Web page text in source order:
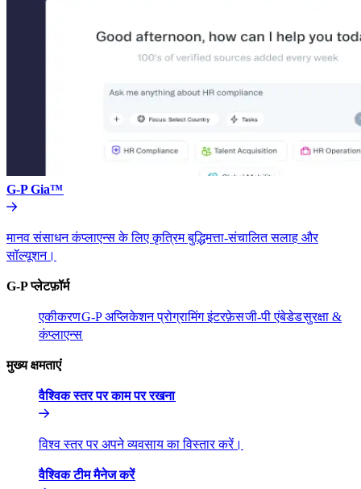
G-P Gia™​​
मानव संसाधन कंप्लाएन्स के लिए कृत्रिम बुद्धिमत्ता-संचालित सलाह और
सॉल्यूशन।​​
G-P प्लेटफ़ॉर्म​​
एकीकरण​​G-P अप्लिकेशन प्रोग्रामिंग इंटरफ़ेस​​जी-पी एंबेडेड​​सुरक्षा &
कंप्लाएन्स​​
मुख्य क्षमताएं​​
वैश्विक स्तर पर काम पर रखना​​
विश्व स्तर पर अपने व्यवसाय का विस्तार करें।​​
वैश्विक टीम मैनेज करें​​